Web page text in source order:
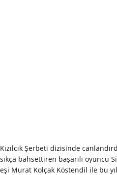
Kızılcık Şerbeti dizisinde
sıkça bahsettiren başarılı oyuncu
eşi Murat Kolçak Köstendil ile bu